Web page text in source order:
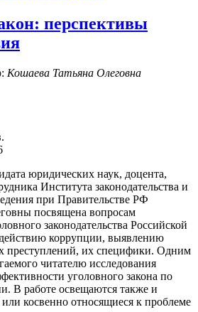
перспективы
Кошаева Татьяна Олеговна
юридических наук, доцента,
Института законодательства и
при Правительстве РФ
посвящена вопросам
законодательства Российской
коррупции, выявлению
преступлений, их специфики. Одним
читателю исследования
уголовного закона по
В работе освещаются также и
косвенно относящиеся к проблеме